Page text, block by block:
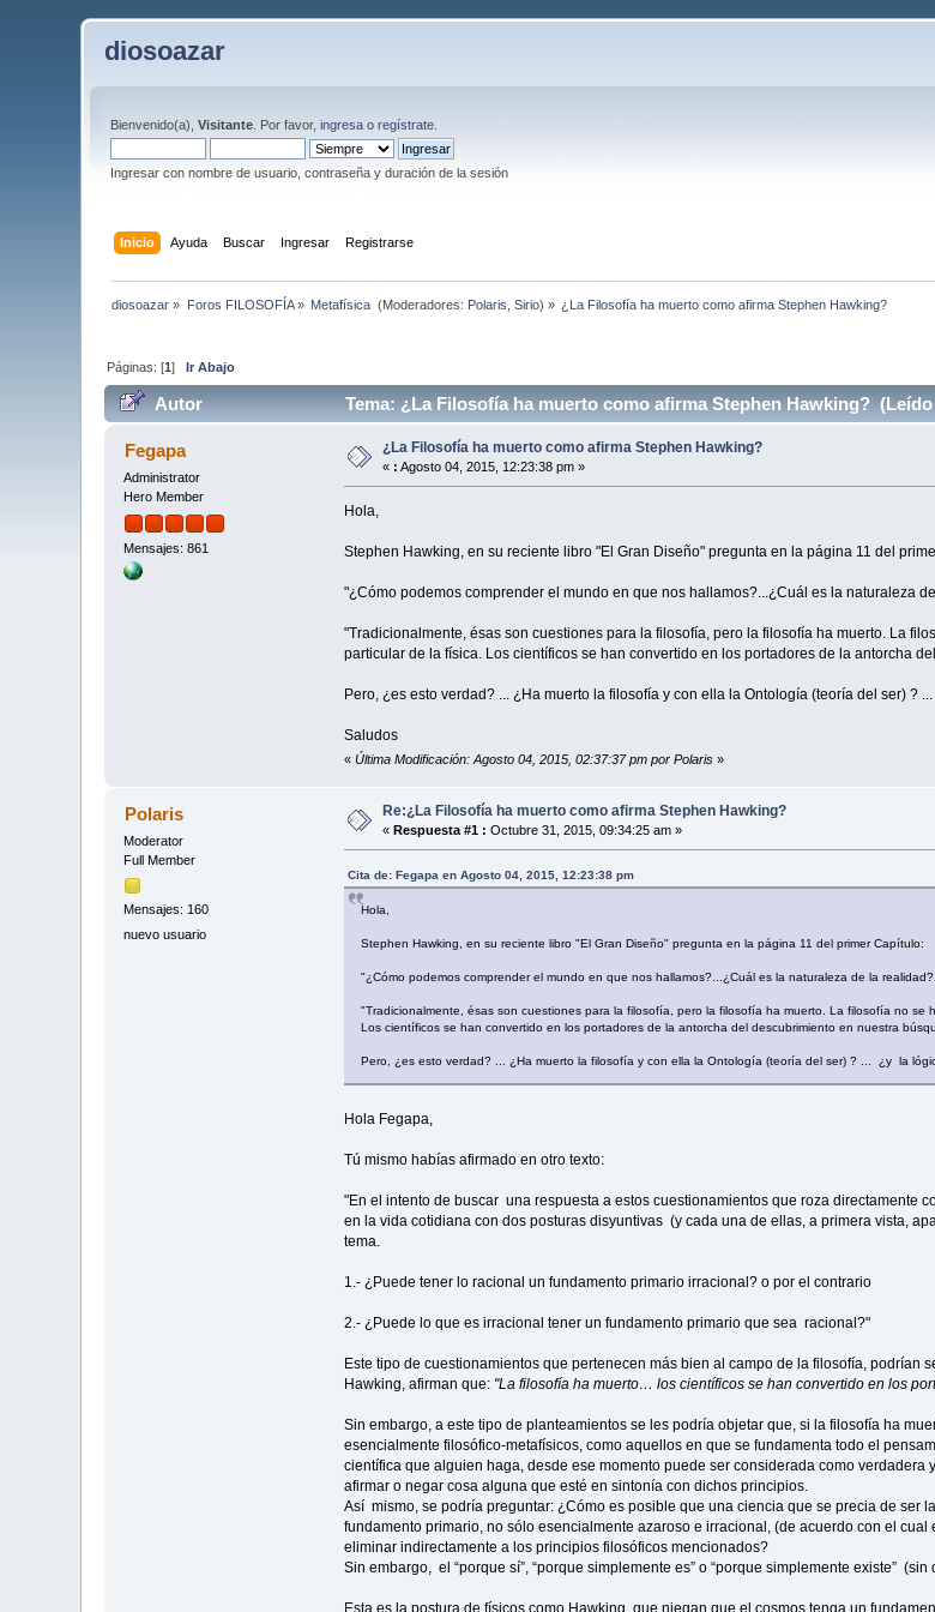
diosoazar
Bienvenido(a),Visitante . Por favor,ingresa oregístrate
Ingresar con nombre de usuario, contraseña y duración de la sesión
Inicio Ayuda Buscar Ingresar Registrarse
diosoazar » Foros FILOSOFÍA» Metafísica (Moderadores: Polaris ,Sirio) » ¿La Filosofía ha muerto como afirma Stephen Hawking?
Páginas: [1]Ir Abajo
Autor Tema: ¿La Filosofía ha muerto como afirma Stephen Hawking? (Leído
Fegapa
Administrator
Hero Member
Mensajes: 861
¿La Filosofía ha muerto como afirma Stephen Hawking?
« : Agosto 04, 2015, 12:23:38 pm »
Hola,
Stephen Hawking, en su reciente libro "El Gran Diseño" pregunta en la página 11 del
"¿Cómo podemos comprender el mundo en que nos hallamos?...¿Cuál es la naturaleza
"Tradicionalmente, ésas son cuestiones para la filosofía, pero la filosofía ha muerto. La
particular de la física. Los científicos se han convertido en los portadores de la antorcha
Pero, ¿es esto verdad? ... ¿Ha muerto la filosofía y con ella la Ontología (teoría del ser) ?
Saludos
« Última Modificación: Agosto 04, 2015, 02:37:37 pm por Polaris»
Polaris
Moderator
Full Member
Mensajes: 160
nuevo usuario
Re:¿La Filosofía ha muerto como afirma Stephen Hawking?
« Respuesta #1 : Octubre 31, 2015, 09:34:25 am »
Cita de: Fegapa en Agosto 04, 2015, 12:23:38 pm
Hola,
Stephen Hawking, en su reciente libro "El Gran Diseño" pregunta en la página 11 del primer Capítulo:
"¿Cómo podemos comprender el mundo en que nos hallamos?...¿Cuál es la naturaleza de la
"Tradicionalmente, ésas son cuestiones para la filosofía, pero la filosofía ha muerto. La filosofía no
Los científicos se han convertido en los portadores de la antorcha del descubrimiento en nuestra
Pero, ¿es esto verdad? ... ¿Ha muerto la filosofía y con ella la Ontología (teoría del ser) ? ... ¿y la
Hola Fegapa,
Tú mismo habías afirmado en otro texto:
"En el intento de buscar una respuesta a estos cuestionamientos que roza directamente
en la vida cotidiana con dos posturas disyuntivas (y cada una de ellas, a primera vista,
tema.
1.- ¿Puede tener lo racional un fundamento primario irracional? o por el contrario
2.- ¿Puede lo que es irracional tener un fundamento primario que sea racional?"
Este tipo de cuestionamientos que pertenecen más bien al campo de la filosofía,
Hawking, afirman que:"La filosofía ha muerto… los científicos se han convertido en los
Sin embargo, a este tipo de planteamientos se les podría objetar que, si la filosofía ha
esencialmente filosófico-metafísicos, como aquellos en que se fundamenta todo el
científica que alguien haga, desde ese momento puede ser considerada como
afirmar o negar cosa alguna que esté en sintonía con dichos principios.
Así mismo, se podría preguntar: ¿Cómo es posible que una ciencia que se precia de
fundamento primario, no sólo esencialmente azaroso e irracional, (de acuerdo con el
eliminar indirectamente a los principios filosóficos mencionados?
Sin embargo, el “porque sí”, “porque simplemente es” o “porque simplemente existe”